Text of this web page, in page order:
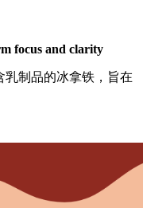
focus and clarity
乳制品的冰拿铁，旨在